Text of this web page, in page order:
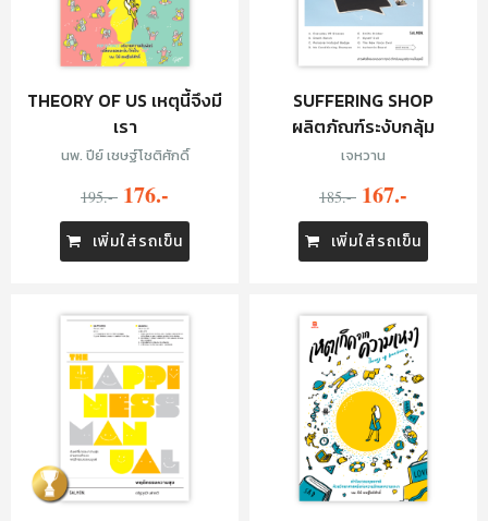
THEORY OF US เหตุนี้จึงมี
เรา
นพ. ปีย์ เชษฐ์โชติศักดิ์
195.- 176.-
เพิ่มใส่รถเข็น
SUFFERING SHOP
ผลิตภัณฑ์ระงับกลุ้ม
เจหวาน
185.- 167.-
เพิ่มใส่รถเข็น